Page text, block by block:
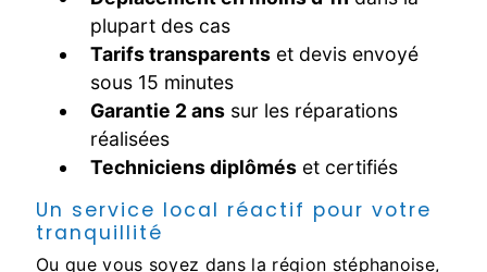
plupart des cas
Tarifs transparents et devis envoyé
sous 15 minutes
Garantie 2 ans sur les réparations
réalisées
Techniciens diplômés et certifiés
Un service local réactif pour votre
tranquillité
Ou que vous soyez dans la région stéphanoise,